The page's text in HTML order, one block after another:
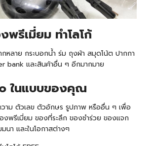
รีเมี่ยม ทำโลโก้
กหลาย กระบอกน้ำ ร่ม ถุงผ้า สมุดโน้ต ปากกา
bank และสินค้าอื่น ๆ อีกมากมาย
ในแบบของคุณ
วาม ตัวเลข ตัวอักษร รูปภาพ หรืออื่น ๆ เพื่อ
งพรีเมี่ยม ของที่ระลึก ของชำร่วย ของแจก
นา และในโอกาสต่างๆ